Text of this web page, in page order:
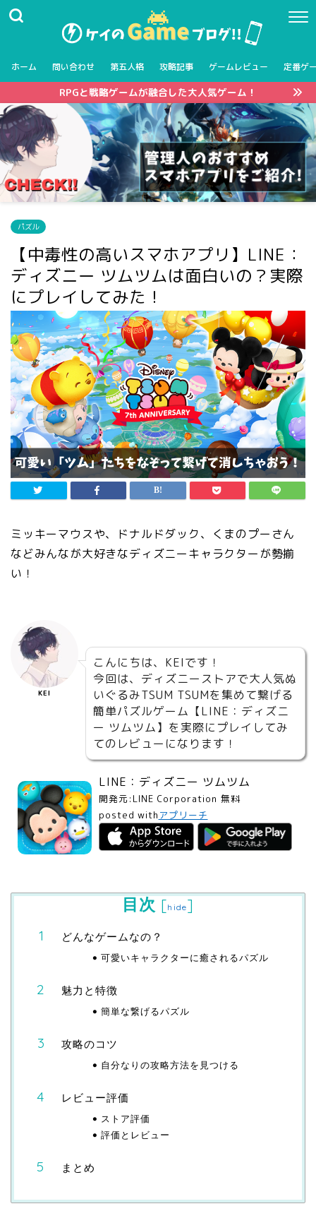
ホーム 問い合わせ 第五人格 攻略記事 ゲームレビュー 定番ゲ
RPGと戦略ゲームが融合した大人気ゲーム！
パズル
【中毒性の高いスマホアプリ】LINE：
ディズニー ツムツムは面白いの？実際
にプレイしてみた！
ミッキーマウスや、ドナルドダック、くまのプーさん
などみんなが大好きなディズニーキャラクターが勢揃
い！
KEI
こんにちは、KEIです！
今回は、ディズニーストアで大人気ぬ
いぐるみTSUM TSUMを集めて繋げる
簡単パズルゲーム【LINE：ディズニ
ー ツムツム】を実際にプレイしてみ
てのレビューになります！
LINE：ディズニー ツムツム
開発元: LINE Corporation 無料
posted with アプリーチ
目次 [hide]
どんなゲームなの？
可愛いキャラクターに癒されるパズル
魅力と特徴
簡単な繋げるパズル
攻略のコツ
自分なりの攻略方法を見つける
レビュー評価
ストア評価
評価とレビュー
まとめ